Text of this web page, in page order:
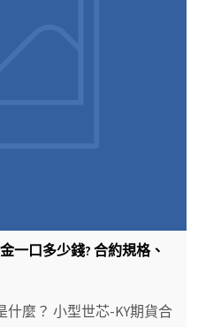
一口多少錢? 合約規格、
什麼？ 小型世芯-KY期貨合